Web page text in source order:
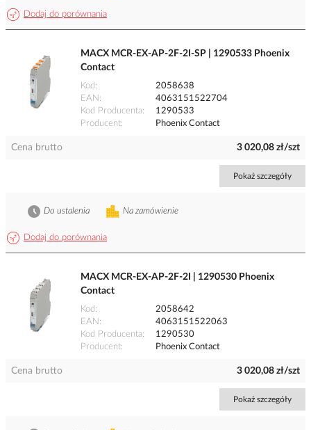
Dodaj do porównania
MACX MCR-EX-AP-2F-2I-SP | 1290533 Phoenix
Contact
Kod
2058638
EAN
4063151522704
Kod Producenta
1290533
Producent
Phoenix Contact
Cena brutto 3 020,08 zł/szt
Pokaż szczegóły
Dodaj do porównania
Na zamówienie
Do ustalenia
MACX MCR-EX-AP-2F-2I | 1290530 Phoenix
Contact
Kod
2058642
EAN
4063151522063
Kod Producenta
1290530
Producent
Phoenix Contact
Cena brutto 3 020,08 zł/szt
Pokaż szczegóły